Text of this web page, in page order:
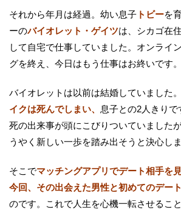
それから年月は経過。幼い息子 トビーを
ーのバイオレット・ゲイツは、シカゴ在
して自宅で仕事していました。オンライ
グを終え、今日はもう仕事はお終いです。
バイオレットは以前は結婚していました。
イクは死んでしまい、 息子との2人きり
死の出来事が頭にこびりついていました
うやく新しい一歩を踏み出そうと決心しま
そこでマッチングアプリでデート相手を
今回、その出会えた男性と初めてのデー
のです。これで人生を心機一転させるこ